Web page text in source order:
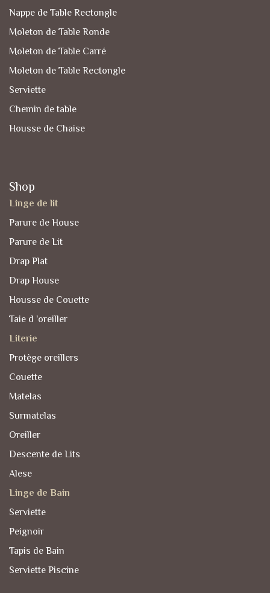
Nappe de Table Rectongle
Moleton de Table Ronde
Moleton de Table Carré
Moleton de Table Rectongle
Serviette
Chemin de table
Housse de Chaise
Shop
Linge de lit
Parure de House
Parure de Lit
Drap Plat
Drap House
Housse de Couette
Taie d 'oreiller
Literie
Protège oreillers
Couette
Matelas
Surmatelas
Oreiller
Descente de Lits
Alese
Linge de Bain
Serviette
Peignoir
Tapis de Bain
Serviette Piscine